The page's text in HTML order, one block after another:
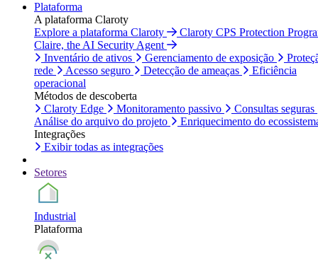
Plataforma
A plataforma Claroty
Explore a plataforma Claroty
Claroty CPS Protection
Claire, the AI Security Agent
Inventário de ativos
Gerenciamento de exposição
rede
Acesso seguro Detecção de ameaças
Eficiência
operacional
Métodos de descoberta
Claroty Edge
Monitoramento passivo
Consultas seguras
Análise do arquivo do projeto
Enriquecimento do
Integrações
Exibir todas as integrações
Setores
Industrial
Plataforma